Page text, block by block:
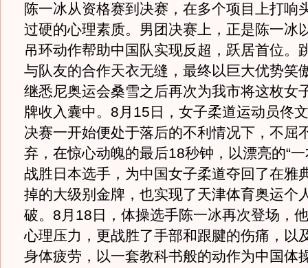
陈一冰从资格赛到决赛，在多个项目上打响
过硬的心理素质。男团决赛上，正是陈一冰
吊环动作帮助中国队实现反超，跃居首位。
与队友的合作天衣无缝，最终以巨大优势笑
继悉尼奥运会桑雪之后再次为我市将这枚女
牌收入囊中。8月15日，女子柔道运动员佟
决赛一开始便处于落后的不利情况下，不屈
弃，在惊心动魄的最后18秒钟，以漂亮的“
战胜日本选手，为中国女子柔道夺回了在雅
掉的大级别金牌，也实现了天津体育奥运个
破。8月18日，体操选手陈一冰再次登场，
心理压力，更战胜了手部和跟腱的伤痛，以
身体疲劳，以一套教科书般的动作为中国体